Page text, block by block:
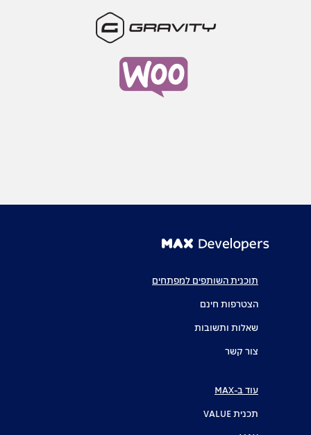
תוכנית השותפים למפתחים
הצטרפות חינם
שאלות ותשובות
צור קשר
עוד ב-MAX
תכנית VALUE